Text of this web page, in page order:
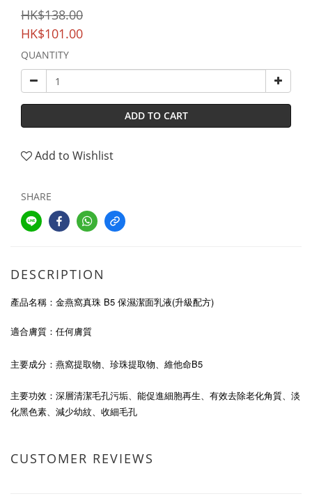
HK$138.00
HK$101.00
QUANTITY
ADD TO CART
Add to Wishlist
SHARE
DESCRIPTION
產品名稱：金燕窩真珠 B5 保濕潔面乳液(升級配方)
適合膚質：任何膚質
主要成分：燕窩提取物、珍珠提取物、維他命B5
主要功效 ：深層清潔毛孔污垢、能促進細胞再生、有效去除老化角質、淡
化黑色素、減少幼紋、收細毛孔
CUSTOMER REVIEWS